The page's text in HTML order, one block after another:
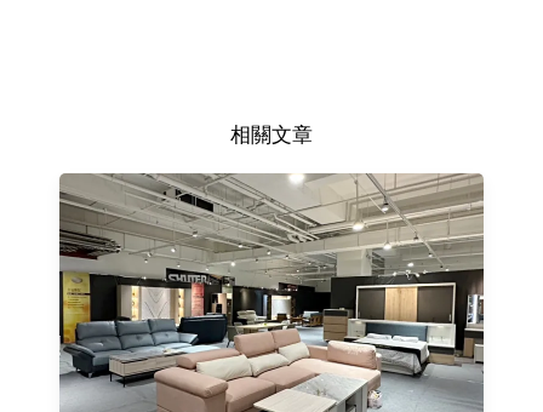
相關文章